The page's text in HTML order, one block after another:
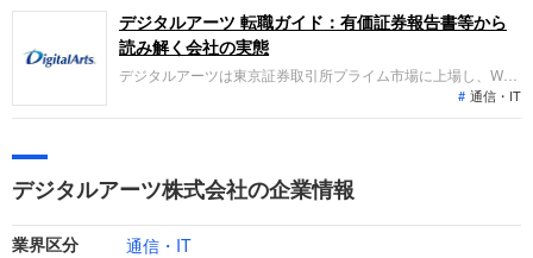
デジタルアーツ 転職ガイド：有価証券報告書等から
読み解く会社の実態
デジタルアーツは東京証券取引所プライム市場に上場し、Web
やメール向けを中心とした情報セキュリティ製品の開発・販売
を主力とする企業です。直近の業績は、売上高が108億円（前
ます。
通信・IT
デジタルアーツ株式会社の企業情報
業界区分 通信・IT